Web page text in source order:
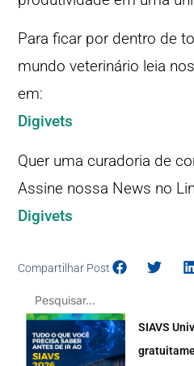
Para ficar por dentro de
mundo veterinário leia
em:
Digivets
Quer uma curadoria de
Assine nossa News no
Digivets
Compartilhar Post
SIAVS